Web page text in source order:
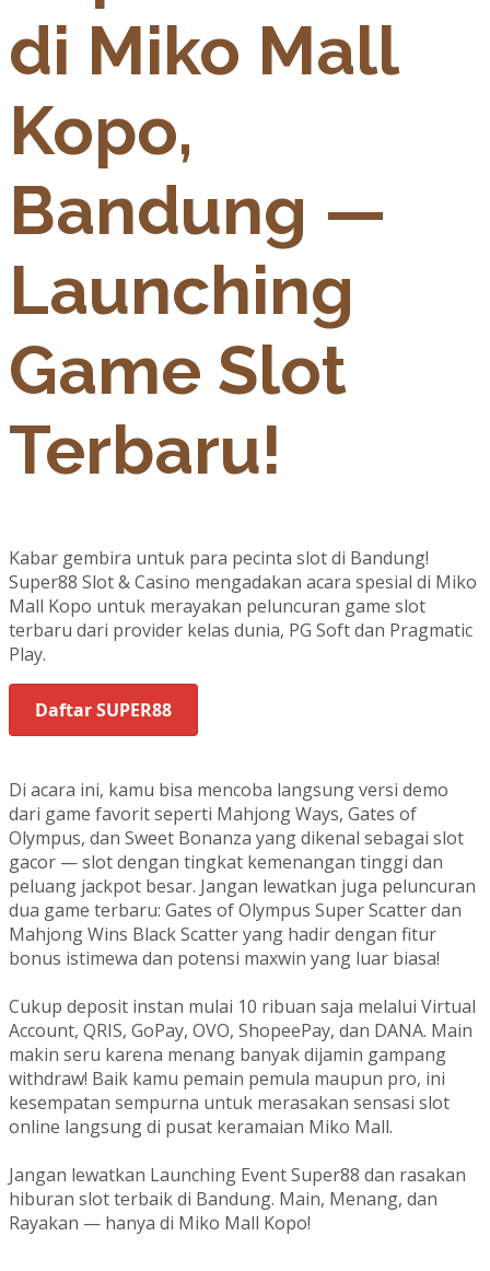
di Miko Mall
Kopo,
Bandung —
Launching
Game Slot
Terbaru!
Kabar gembira untuk para pecinta slot di Bandung!
Super88 Slot & Casino mengadakan acara spesial di Miko
Mall Kopo untuk merayakan peluncuran game slot
terbaru dari provider kelas dunia, PG Soft dan Pragmatic
Play.
Daftar SUPER88
Di acara ini, kamu bisa mencoba langsung versi demo
dari game favorit seperti Mahjong Ways, Gates of
Olympus, dan Sweet Bonanza yang dikenal sebagai slot
gacor — slot dengan tingkat kemenangan tinggi dan
peluang jackpot besar. Jangan lewatkan juga peluncuran
dua game terbaru: Gates of Olympus Super Scatter dan
Mahjong Wins Black Scatter yang hadir dengan fitur
bonus istimewa dan potensi maxwin yang luar biasa!
Cukup deposit instan mulai 10 ribuan saja melalui Virtual
Account, QRIS, GoPay, OVO, ShopeePay, dan DANA. Main
makin seru karena menang banyak dijamin gampang
withdraw! Baik kamu pemain pemula maupun pro, ini
kesempatan sempurna untuk merasakan sensasi slot
online langsung di pusat keramaian Miko Mall.
Jangan lewatkan Launching Event Super88 dan rasakan
hiburan slot terbaik di Bandung. Main, Menang, dan
Rayakan — hanya di Miko Mall Kopo!